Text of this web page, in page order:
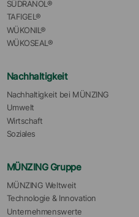
SÜDRANOL®
TAFIGEL®
WÜKONIL®
WÜKOSEAL®
Nachhaltigkeit
Nachhaltigkeit bei MÜNZING
Umwelt
Wirtschaft
Soziales
MÜNZING Gruppe
MÜNZING Weltweit
Technologie & Innovation
Unternehmenswerte